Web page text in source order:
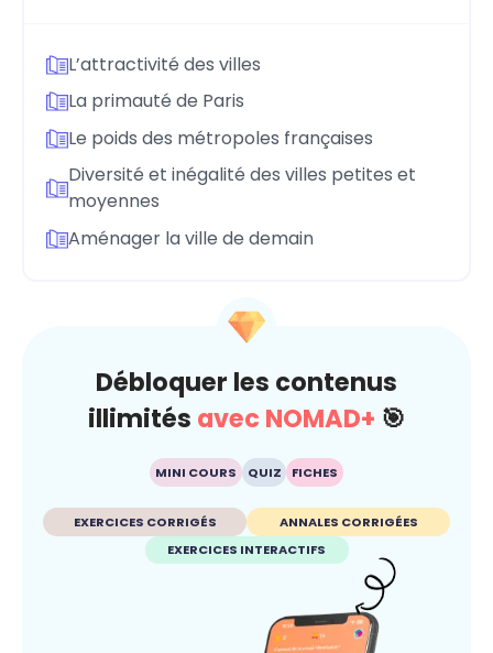
L’attractivité des villes
La primauté de Paris
Le poids des métropoles françaises
Diversité et inégalité des villes petites et
moyennes
Aménager la ville de demain
Débloquer les contenus
illimités avec NOMAD+ 🎯
MINI COURS QUIZ FICHES
EXERCICES CORRIGÉS
ANNALES CORRIGÉES
EXERCICES INTERACTIFS